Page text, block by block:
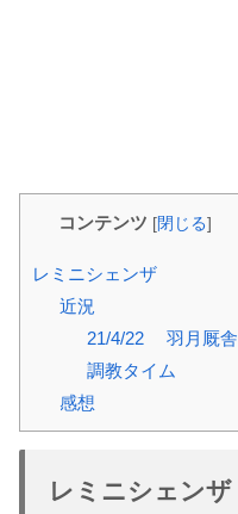
コンテンツ [閉じる]
レミニシェンザ
近況
21/4/22 羽月厩舎
調教タイム
感想
レミニシェンザ